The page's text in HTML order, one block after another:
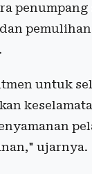
penumpang
untuk
ujarnya.